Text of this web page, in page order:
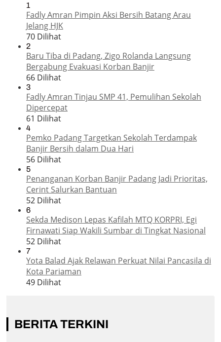
1
Fadly Amran Pimpin Aksi Bersih Batang Arau
Jelang HJK
70 Dilihat
2
Baru Tiba di Padang, Zigo Rolanda Langsung
Bergabung Evakuasi Korban Banjir
66 Dilihat
3
Fadly Amran Tinjau SMP 41, Pemulihan Sekolah
Dipercepat
61 Dilihat
4
Pemko Padang Targetkan Sekolah Terdampak
Banjir Bersih dalam Dua Hari
56 Dilihat
5
Penanganan Korban Banjir Padang Jadi Prioritas,
Cerint Salurkan Bantuan
52 Dilihat
6
Sekda Medison Lepas Kafilah MTQ KORPRI, Egi
Firnawati Siap Wakili Sumbar di Tingkat Nasional
52 Dilihat
7
Yota Balad Ajak Relawan Perkuat Nilai Pancasila di
Kota Pariaman
49 Dilihat
BERITA TERKINI